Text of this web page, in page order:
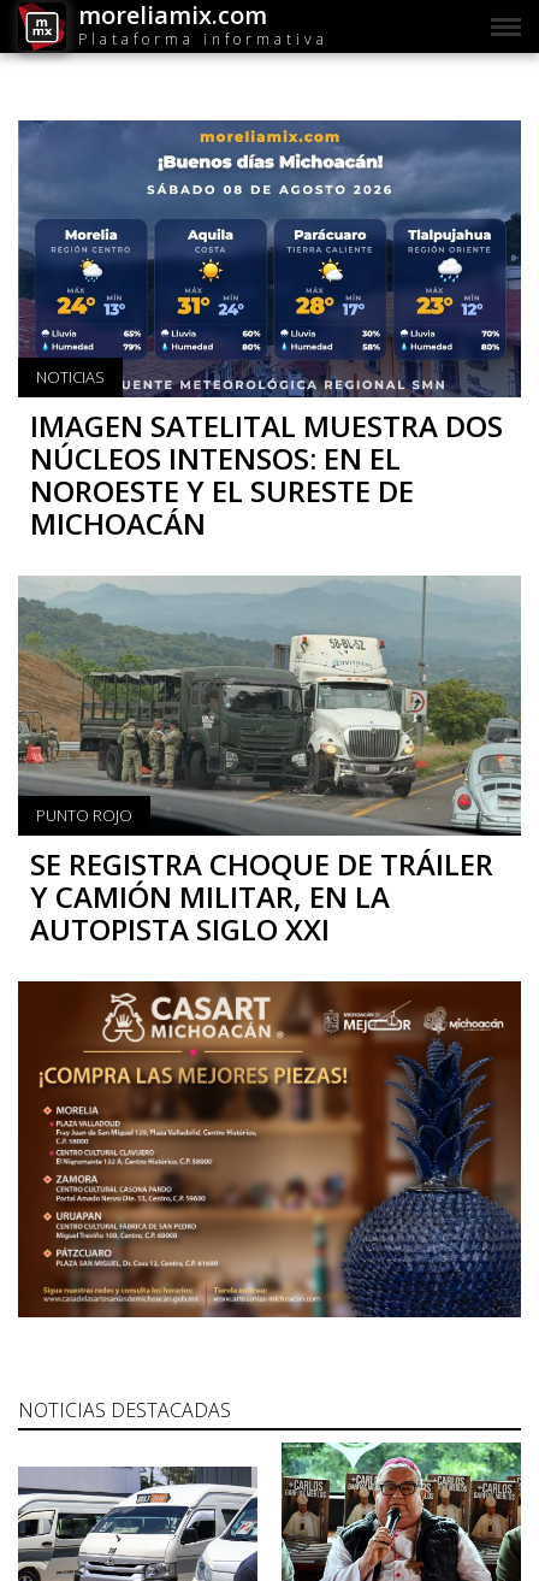
moreliamix.com
Plataforma informativa
NOTICIAS
IMAGEN SATELITAL MUESTRA DOS
NÚCLEOS INTENSOS: EN EL
NOROESTE Y EL SURESTE DE
MICHOACÁN
PUNTO ROJO
SE REGISTRA CHOQUE DE TRÁILER
Y CAMIÓN MILITAR, EN LA
AUTOPISTA SIGLO XXI
NOTICIAS DESTACADAS